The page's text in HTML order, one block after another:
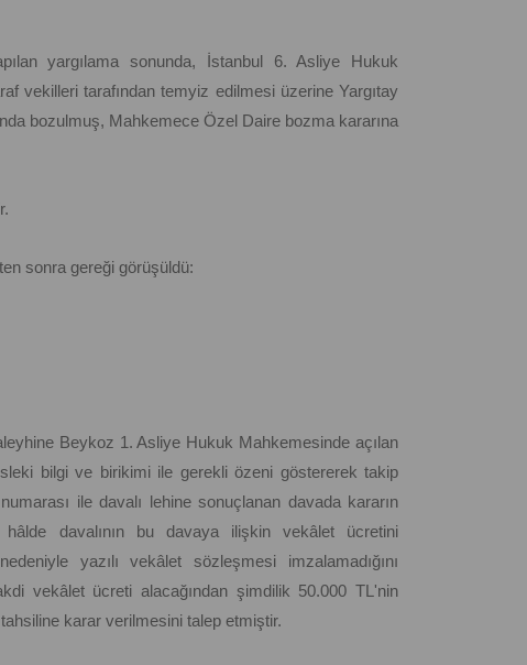
yargılama sonunda, İstanbul 6. Asliye Hukuk
vekilleri tarafından temyiz edilmesi üzerine Yargıtay
bozulmuş, Mahkemece Özel Daire bozma kararına
sonra gereği görüşüldü:
Beykoz 1. Asliye Hukuk Mahkemesinde açılan
bilgi ve birikimi ile gerekli özeni göstererek takip
ile davalı lehine sonuçlanan davada kararın
davalının bu davaya ilişkin vekâlet ücretini
yazılı vekâlet sözleşmesi imzalamadığını
vekâlet ücreti alacağından şimdilik 50.000 TL'nin
karar verilmesini talep etmiştir.